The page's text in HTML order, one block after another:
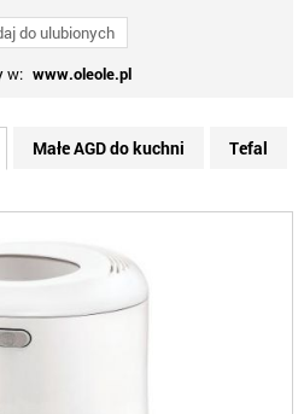
do ulubionych
w: www.oleole.pl
Małe AGD do kuchni
Tefal